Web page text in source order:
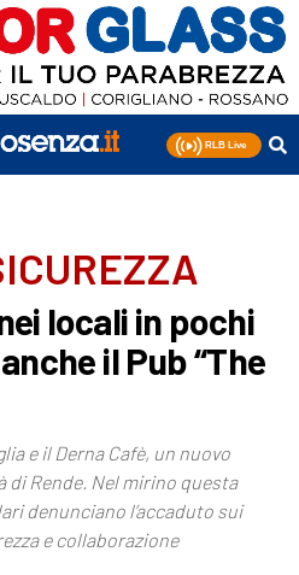
locali in pochi
il Pub “The
e il Derna Cafè, un nuovo
Rende. Nel mirino questa
denunciano l’accaduto sui
e collaborazione